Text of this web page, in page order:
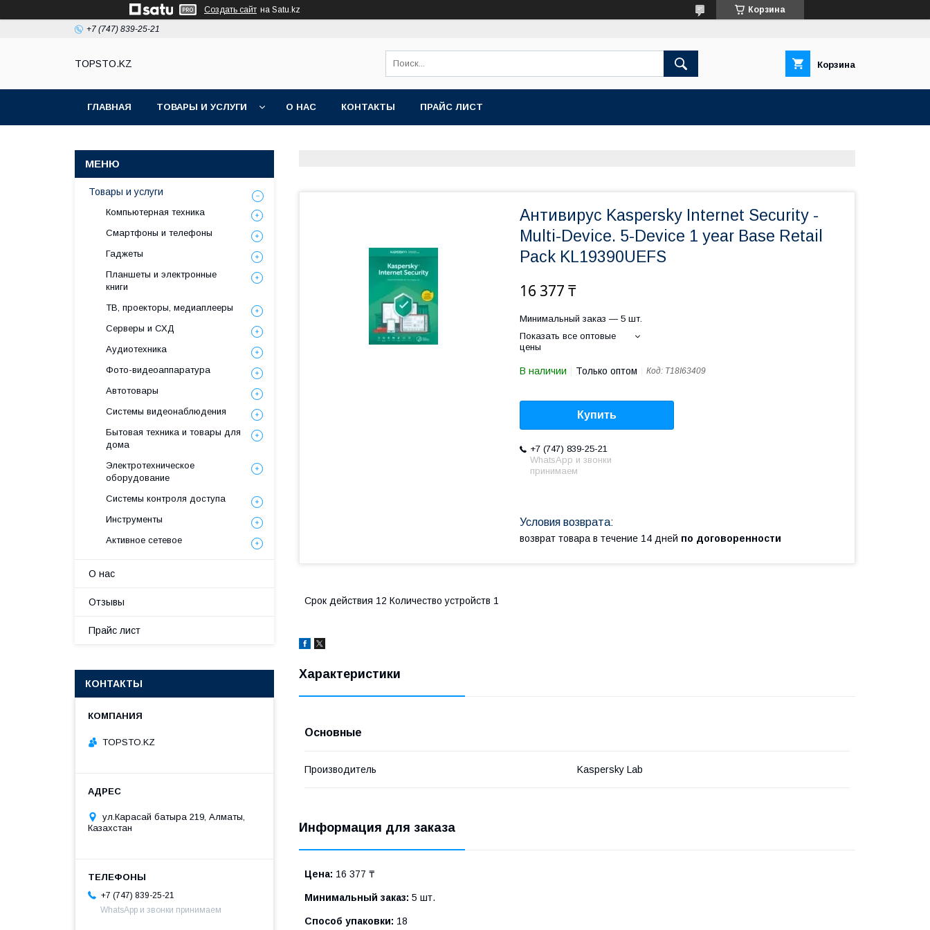
Создать сайт на Satu.kz Корзина
+7 (747) 839-25-21
TOPSTO.KZ Корзина
ГЛАВНАЯ ТОВАРЫ И УСЛУГИ О НАС КОНТАКТЫ ПРАЙС ЛИСТ
Антивирус Kaspersky Internet Security -
Multi-Device. 5-Device 1 year Base Retail
Pack KL19390UEFS
16 377 ₸
Минимальный заказ — 5 шт.
Показать все оптовые
цены
В наличии Только оптом Код: T18I63409
Купить
+7 (747) 839-25-21
WhatsApp и звонки
принимаем
возврат товара в течение 14 дней по договоренности
Срок действия 12 Количество устройств 1
Характеристики
Основные
Производитель Kaspersky Lab
Информация для заказа
Цена: 16 377 ₸
Минимальный заказ: 5 шт.
Способ упаковки: 18
Товары и услуги
Компьютерная техника
Смартфоны и телефоны
Гаджеты
Планшеты и электронные
книги
ТВ, проекторы, медиаплееры
Серверы и СХД
Аудиотехника
Фото-видеоаппаратура
Автотовары
Системы видеонаблюдения
Бытовая техника и товары для
дома
Электротехническое
оборудование
Системы контроля доступа
Инструменты
Активное сетевое
О нас
Отзывы
Прайс лист
КОНТАКТЫ
TOPSTO.KZ
ул.Карасай батыра 219, Алматы,
Казахстан
+7 (747) 839-25-21
WhatsApp и звонки принимаем